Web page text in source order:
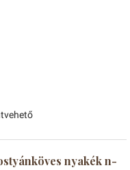
nyakék n-